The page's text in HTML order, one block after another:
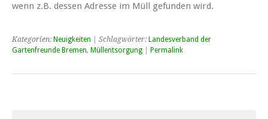
wenn z.B. dessen Adresse im Müll gefunden wird.
Kategorien: Neuigkeiten | Schlagwörter: Landesverband der
Gartenfreunde Bremen, Müllentsorgung Permalink